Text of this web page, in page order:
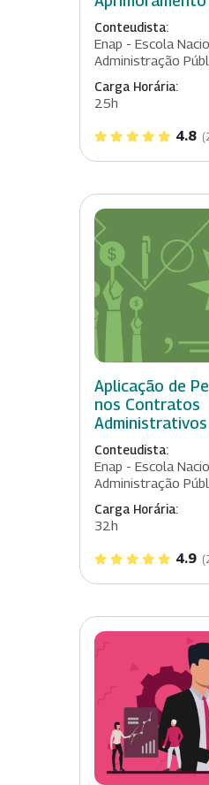
Conteudista:
Enap - Escola
Administração
Carga Horária:
25h
4.8
Aplicação de
nos Contratos
Administrativos
Conteudista:
Enap - Escola
Administração
Carga Horária:
32h
4.9